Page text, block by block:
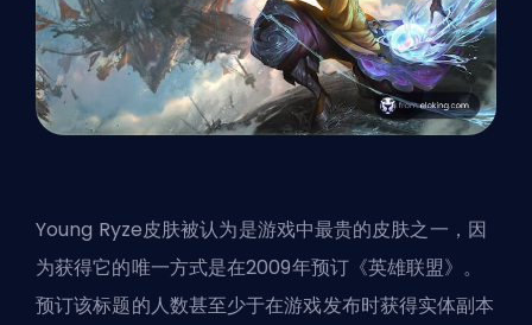
Young Ryze皮肤被认为是游戏中最贵的皮肤之一，因
为获得它的唯一方式是在2009年预订《英雄联盟》。
预订该标题的人数甚至少于在游戏发布时获得实体副本